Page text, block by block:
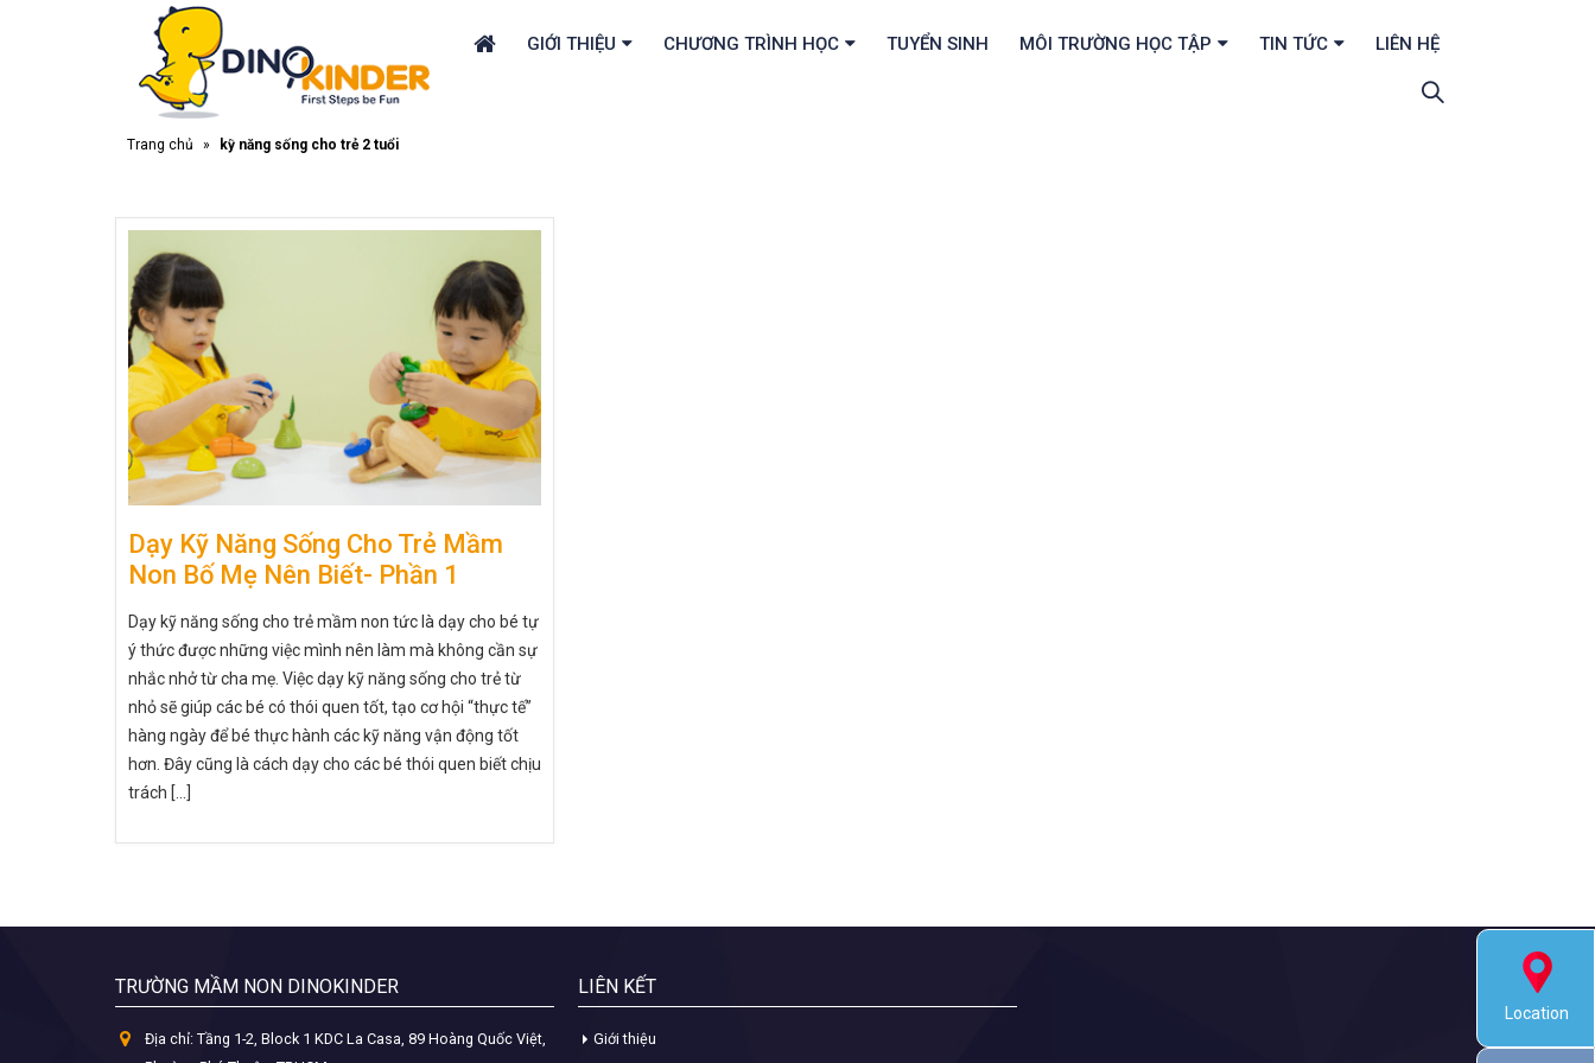
GIỚI THIỆU CHƯƠNG TRÌNH HỌC TUYỂN SINH MÔI TRƯỜNG HỌC TẬP TIN TỨC LIÊN HỆ
Trang chủ » kỹ năng sống cho trẻ 2 tuổi
Dạy Kỹ Năng Sống Cho Trẻ Mầm
Non Bố Mẹ Nên Biết- Phần 1
Dạy kỹ năng sống cho trẻ mầm non tức là dạy cho bé tự
ý thức được những việc mình nên làm mà không cần sự
nhắc nhở từ cha mẹ. Việc dạy kỹ năng sống cho trẻ từ
nhỏ sẽ giúp các bé có thói quen tốt, tạo cơ hội “thực tế”
hàng ngày để bé thực hành các kỹ năng vận động tốt
hơn. Đây cũng là cách dạy cho các bé thói quen biết chịu
trách [...]
TRƯỜNG MẦM NON DINOKINDER
Địa chỉ: Tầng 1-2, Block 1 KDC La Casa, 89 Hoàng Quốc Việt,
LIÊN KẾT
Giới thiệu
Location